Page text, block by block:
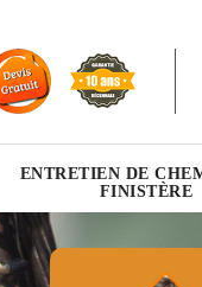
ENTRETIEN DE
FINISTÈRE